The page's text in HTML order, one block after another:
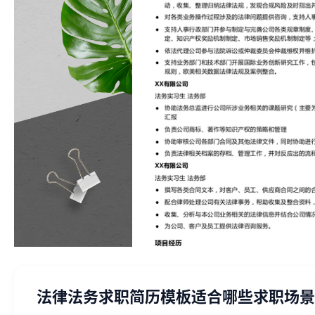
法律法务求职简历模板适合哪些求职场